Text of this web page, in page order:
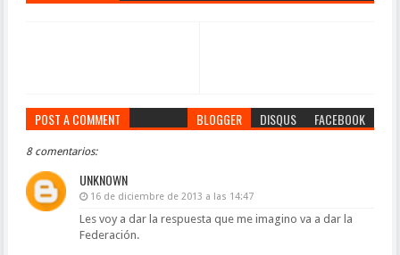
POST A COMMENT BLOGGER DISQUS FACEBOOK
8 comentarios:
UNKNOWN
16 de diciembre de 2013 a las 14:47
Les voy a dar la respuesta que me imagino va a dar la
Federación.